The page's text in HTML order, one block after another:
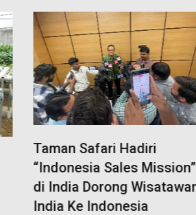
Taman Safari Hadiri
“Indonesia Sales Mission”
di India Dorong Wisatawan
India Ke Indonesia